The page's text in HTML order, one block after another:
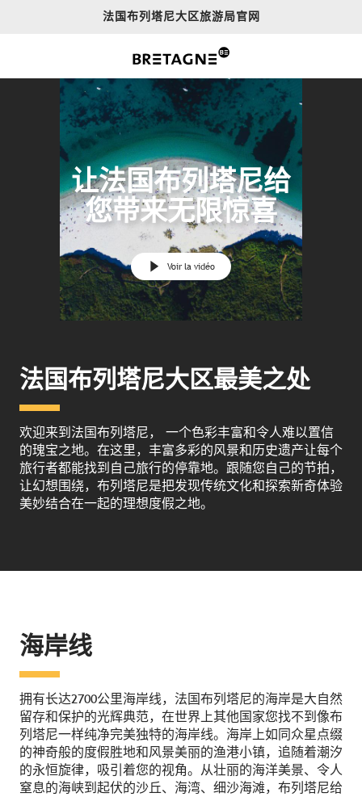
法国布列塔尼大区旅游局官网
让法国布列塔尼给
您带来无限惊喜
Voir la vidéo
法国布列塔尼大区最美之处
欢迎来到法国布列塔尼， 一个色彩丰富和令人难以置信
的瑰宝之地。在这里，丰富多彩的风景和历史遗产让每个
旅行者都能找到自己旅行的停靠地。跟随您自己的节拍，
让幻想围绕，布列塔尼是把发现传统文化和探索新奇体验
美妙结合在一起的理想度假之地。
海岸线
拥有长达2700公里海岸线，法国布列塔尼的海岸是大自然
留存和保护的光辉典范，在世界上其他国家您找不到像布
列塔尼一样纯净完美独特的海岸线。海岸上如同众星点缀
的神奇般的度假胜地和风景美丽的渔港小镇，追随着潮汐
的永恒旋律，吸引着您的视角。从壮丽的海洋美景、令人
窒息的海峡到起伏的沙丘、海湾、细沙海滩，布列塔尼给